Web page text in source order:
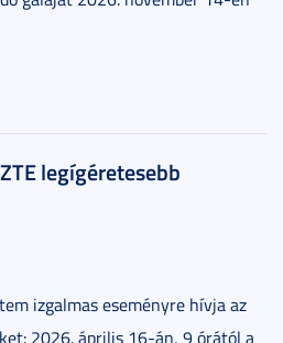
legígéretesebb
izgalmas eseményre hívja az
2026. április 16-án, 9 órától a